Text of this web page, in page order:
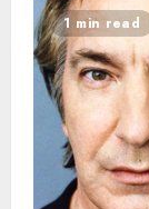
1 min read